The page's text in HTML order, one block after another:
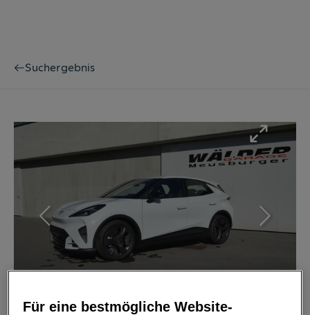
Suchergebnis
Für eine bestmögliche Website-